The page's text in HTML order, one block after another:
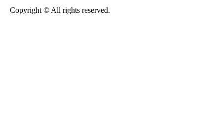
Copyright © All rights reserved.